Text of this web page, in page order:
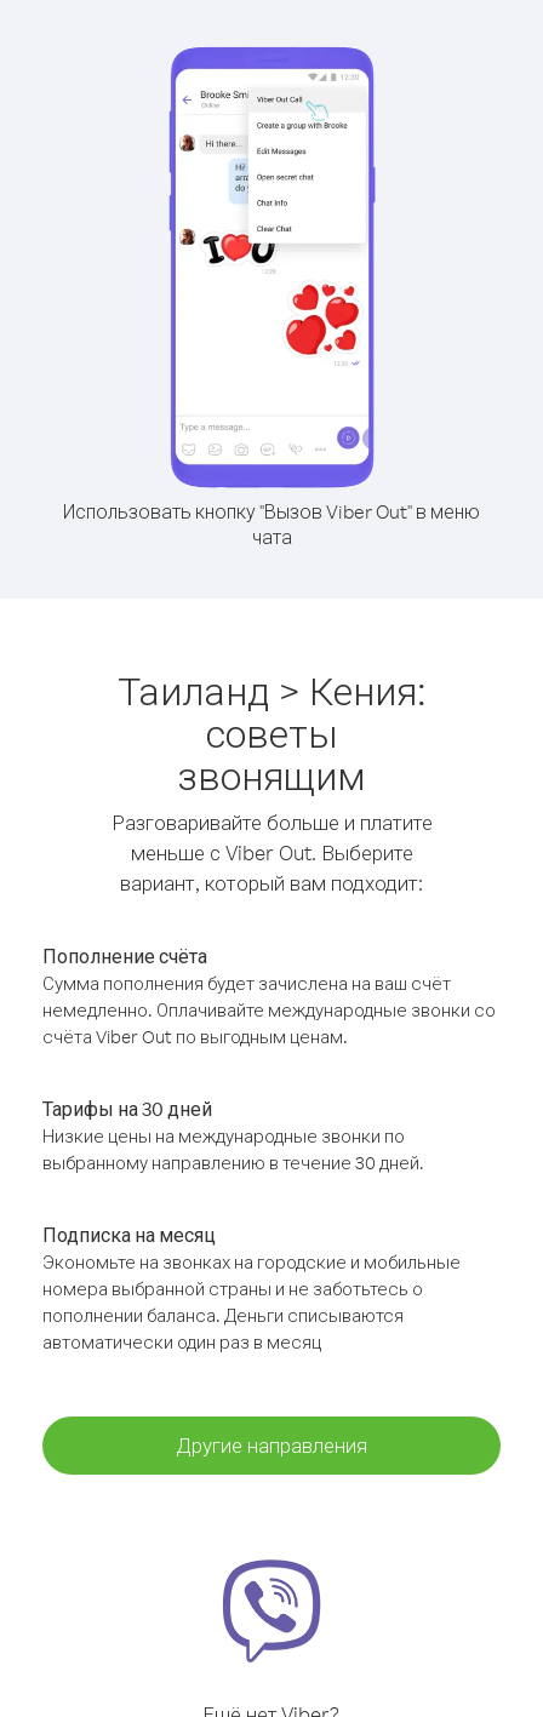
Использовать кнопку "Вызов Viber Out" в меню
чата
Таиланд > Кения:
советы
звонящим
Разговаривайте больше и платите
меньше с Viber Out. Выберите
вариант, который вам подходит:
Пополнение счёта
Сумма пополнения будет зачислена на ваш счёт
немедленно. Оплачивайте международные звонки со
счёта Viber Out по выгодным ценам.
Тарифы на 30 дней
Низкие цены на международные звонки по
выбранному направлению в течение 30 дней.
Подписка на месяц
Экономьте на звонках на городские и мобильные
номера выбранной страны и не заботьтесь о
пополнении баланса. Деньги списываются
автоматически один раз в месяц
Другие направления